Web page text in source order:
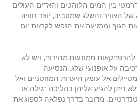
בין המים הלוהטים והאדים העולים
האוויר והשלג שמסביב, יוצר חוויה
הגוף ומרגיעה את הנפש לקראת יום
ממונעות מהירות, ויש לא
על אופנועי שלג. הנסיעה
אל עומק היערות המחטניים ואל
ניתן להגיע אליהן בהליכה רגילה או
מדובר בדרך נפלאה לספוג את